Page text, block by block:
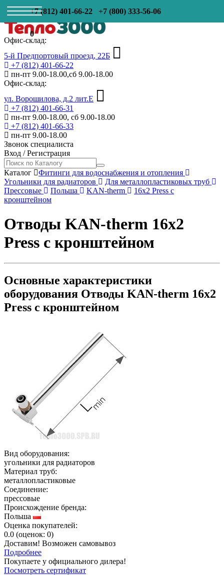
+7 (812) 401-66-22 +7 (800) 333-56-06
0
Офис-склад:
5-й Предпортовый проезд, 22Б
+7 (812) 401-66-22
пн-пт 9.00-18.00,сб 9.00-18.00
Офис-склад:
ул. Ворошилова, д.2 лит.Е
+7 (812) 401-66-31
пн-пт 9.00-18.00, сб 9.00-18.00
+7 (812) 401-66-33
пн-пт 9.00-18.00
Звонок специалиста
Вход /Регистрация
Каталог
Фитинги для водоснабжения и отопления
Угольники для радиаторов
Для металлопластиковых труб
Прессовые
Польша KAN-therm
16х2 Press с
кронштейном
Отводы KAN-therm 16х2
Press с кронштейном
Основные характеристики
оборудования Отводы KAN-therm 16х2
Press с кронштейном
Вид оборудования:
угольники для радиаторов
Материал труб:
металлопластиковые
Соединение:
прессовые
Происхождение бренда:
Польша
Оценка покупателей:
0.0 (оценок: 0)
Доставим! Возможен самовывоз
Подробнее
Покупаете у официального дилера!
Посмотреть сертификат